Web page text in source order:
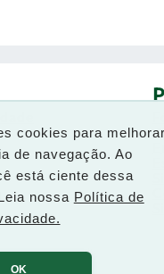
cookies para melhorar
de navegação. Ao
está ciente dessa
nossa Política de
OK